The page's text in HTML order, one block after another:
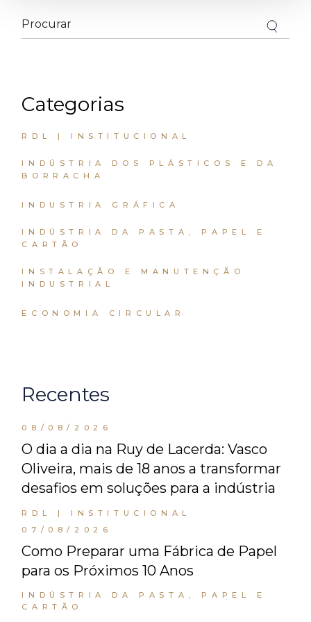
Search
for:
Categorias
RDL | INSTITUCIONAL
INDÚSTRIA DOS PLÁSTICOS E DA
BORRACHA
INDUSTRIA GRÁFICA
INDÚSTRIA DA PASTA, PAPEL E
CARTÃO
INSTALAÇÃO E MANUTENÇÃO
INDUSTRIAL
ECONOMIA CIRCULAR
Recentes
08/08/2026
O dia a dia na Ruy de Lacerda: Vasco
Oliveira, mais de 18 anos a transformar
desafios em soluções para a indústria
RDL | INSTITUCIONAL
07/08/2026
Como Preparar uma Fábrica de Papel
para os Próximos 10 Anos
INDÚSTRIA DA PASTA, PAPEL E
CARTÃO